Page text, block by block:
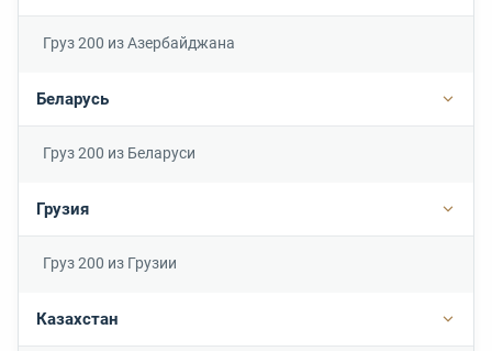
Груз 200 из Азербайджана
Беларусь
Груз 200 из Беларуси
Грузия
Груз 200 из Грузии
Казахстан